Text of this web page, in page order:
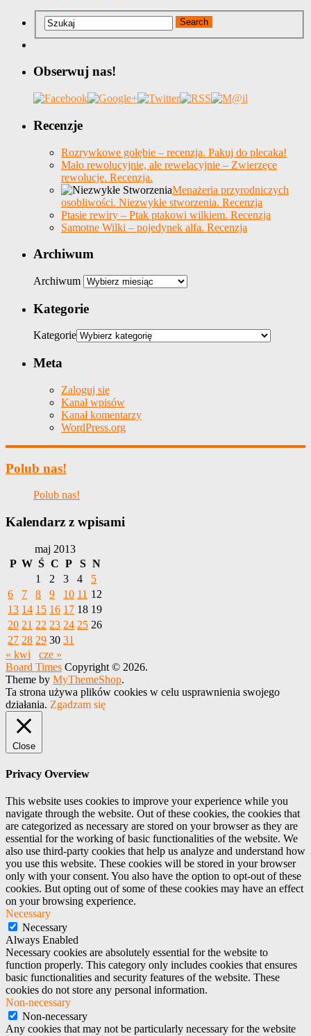
Obserwuj nas!
Recenzje
Rozrywkowe gołębie – recenzja. Pakuj do plecaka!
Mało rewolucyjnie, ale rewelacyjnie – Zwierzęce
rewolucje. Recenzja.
Menażeria przyrodniczych
osobliwości. Niezwykłe stworzenia. Recenzja
Ptasie rewiry – Ptak ptakowi wilkiem. Recenzja
Samotne Wilki – pojedynek alfa. Recenzja
Archiwum
Archiwum
Kategorie
Kategorie
Meta
Zaloguj się
Kanał wpisów
Kanał komentarzy
WordPress.org
Polub nas!
Polub nas!
Kalendarz z wpisami
maj 2013
P W Ś C P S N
1
2 3 4
5
6
7 8 9 10 11 12
13 14 15 16 17 18 19
20 21 22 23 24 25 26
27 28 29 30 31
« kwi
cze »
Board Times Copyright © 2026.
Theme by MyThemeShop.
Ta strona używa plików cookies w celu usprawnienia swojego
działania. Zgadzam się
Close
Privacy Overview
This website uses cookies to improve your experience while you
navigate through the website. Out of these cookies, the cookies that
are categorized as necessary are stored on your browser as they are
essential for the working of basic functionalities of the website. We
also use third-party cookies that help us analyze and understand how
you use this website. These cookies will be stored in your browser
only with your consent. You also have the option to opt-out of these
cookies. But opting out of some of these cookies may have an effect
on your browsing experience.
Necessary
Necessary
Always Enabled
Necessary cookies are absolutely essential for the website to
function properly. This category only includes cookies that ensures
basic functionalities and security features of the website. These
cookies do not store any personal information.
Non-necessary
Non-necessary
Any cookies that may not be particularly necessary for the website